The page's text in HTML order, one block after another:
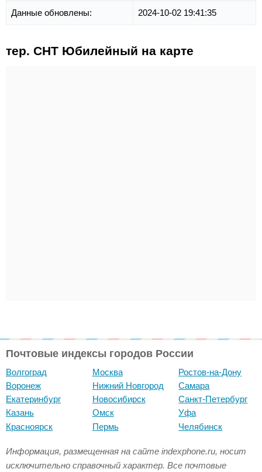
Данные обновлены: 2024-10-02 19:41:35
тер. СНТ Юбилейный на карте
Почтовые индексы городов России
Волгоград
Воронеж
Екатеринбург
Казань
Красноярск
Москва
Нижний Новгород
Новосибирск
Омск
Пермь
Ростов-на-Дону
Самара
Санкт-Петербург
Уфа
Челябинск
Информация, размещенная на сайте indexphone.ru, носит
исключительно справочный характер. Все почтовые